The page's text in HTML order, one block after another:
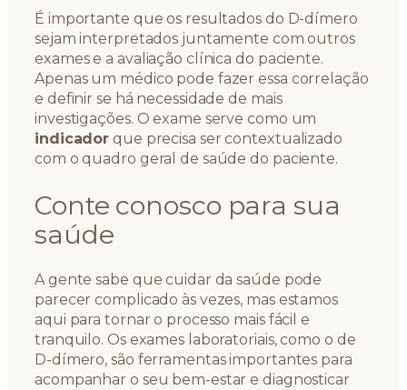
É importante que os resultados do D-dímero
sejam interpretados juntamente com outros
exames e a avaliação clínica do paciente.
Apenas um médico pode fazer essa correlação
e definir se há necessidade de mais
investigações. O exame serve como um
indicador que precisa ser contextualizado
com o quadro geral de saúde do paciente.
Conte conosco para sua
saúde
A gente sabe que cuidar da saúde pode
parecer complicado às vezes, mas estamos
aqui para tornar o processo mais fácil e
tranquilo. Os exames laboratoriais, como o de
D-dímero, são ferramentas importantes para
acompanhar o seu bem-estar e diagnosticar